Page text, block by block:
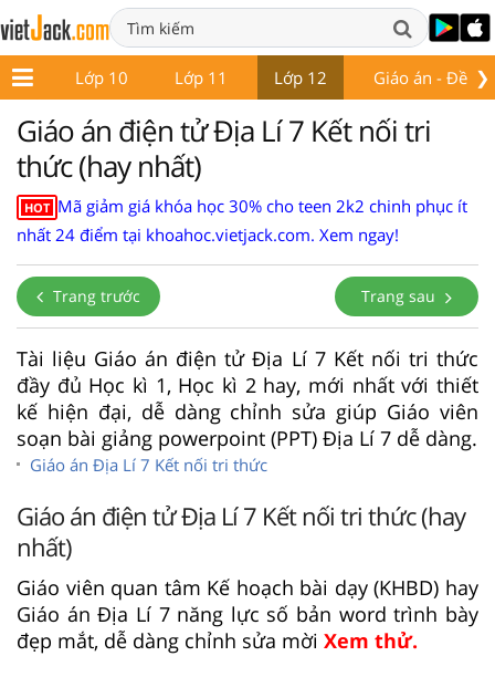
❯
9 Lớp 10 Lớp 11 Lớp 12 Giáo án - Đề thi
Giáo án điện tử Địa Lí 7 Kết nối tri
thức (hay nhất)
HOT Mã giảm giá khóa học 30% cho teen 2k2 chinh phục ít
nhất 24 điểm tại khoahoc.vietjack.com. Xem ngay!
Trang trước Trang sau
Tài liệu Giáo án điện tử Địa Lí 7 Kết nối tri thức
đầy đủ Học kì 1, Học kì 2 hay, mới nhất với thiết
kế hiện đại, dễ dàng chỉnh sửa giúp Giáo viên
soạn bài giảng powerpoint (PPT) Địa Lí 7 dễ dàng.
Giáo án Địa Lí 7 Kết nối tri thức
Giáo án điện tử Địa Lí 7 Kết nối tri thức (hay
nhất)
Giáo viên quan tâm Kế hoạch bài dạy (KHBD) hay
Giáo án Địa Lí 7 năng lực số bản word trình bày
đẹp mắt, dễ dàng chỉnh sửa mời Xem thử.